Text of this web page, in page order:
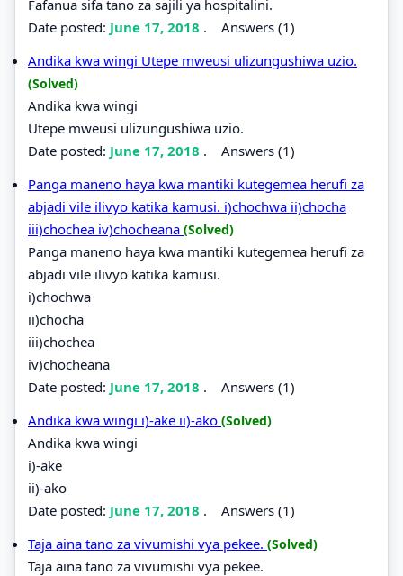
Fafanua sifa tano za sajili ya hospitalini.
Date posted: June 17, 2018 . Answers (1)
Andika kwa wingi Utepe mweusi ulizungushiwa uzio.
(Solved)
Andika kwa wingi
Utepe mweusi ulizungushiwa uzio.
Date posted: June 17, 2018 . Answers (1)
Panga maneno haya kwa mantiki kutegemea herufi za
abjadi vile ilivyo katika kamusi. i)chochwa ii)chocha
iii)chochea iv)chocheana (Solved)
Panga maneno haya kwa mantiki kutegemea herufi za
abjadi vile ilivyo katika kamusi.
i)chochwa
ii)chocha
iii)chochea
iv)chocheana
Date posted: June 17, 2018 . Answers (1)
Andika kwa wingi i)-ake ii)-ako (Solved)
Andika kwa wingi
i)-ake
ii)-ako
Date posted: June 17, 2018 . Answers (1)
Taja aina tano za vivumishi vya pekee. (Solved)
Taja aina tano za vivumishi vya pekee.